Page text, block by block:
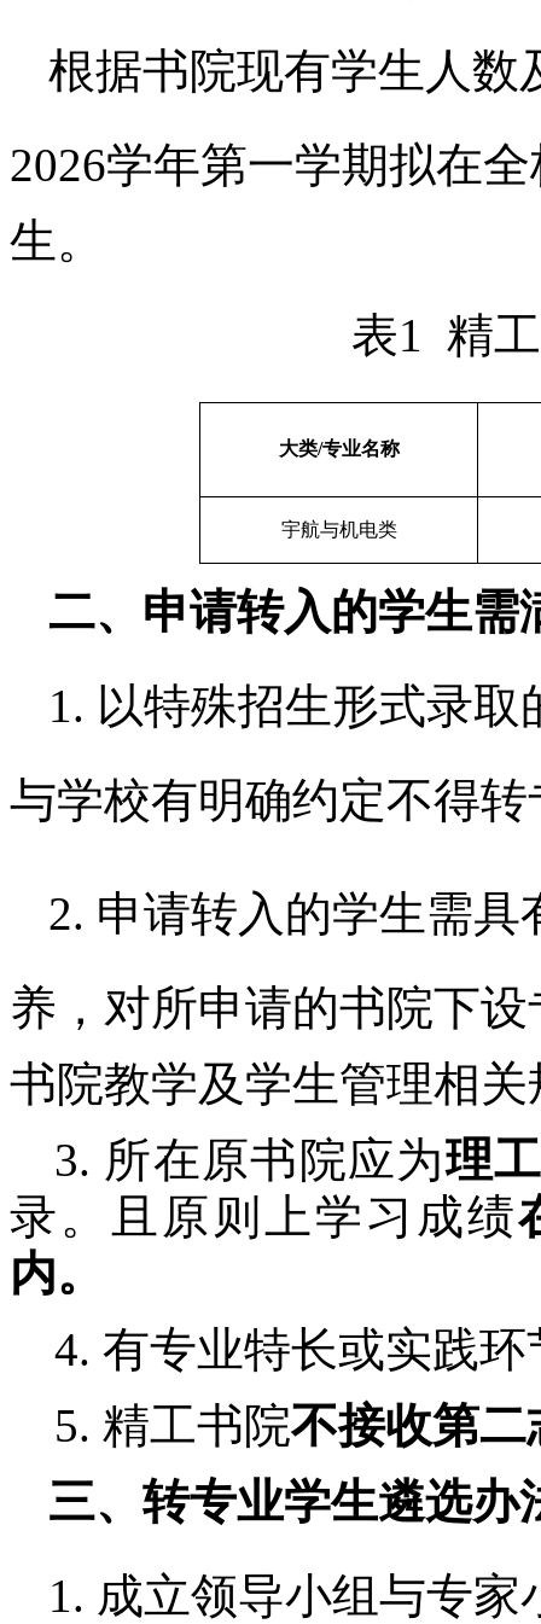
根据书院现有学生人数
2026学年第一学期拟在
生。
表1 精
大类/专业名称
宇航与机电类
二、申请转入的学生需
1. 以特殊招生形式录
与学校有明确约定不得
2. 申请转入的学生需
养，对所申请的书院下设
书院教学及学生管理相关
3. 所在原书院应为理
录。
且原则上学习成绩
内。
4. 有专业特长或实践
5. 精工书院不接收第二
三、转专业学生遴选办
1. 成立领导小组与专家